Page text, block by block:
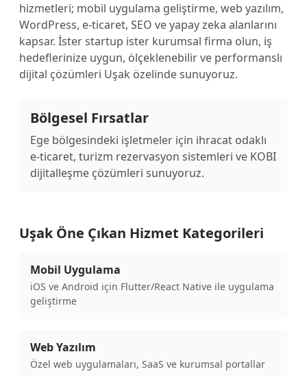
hizmetleri; mobil uygulama geliştirme, web yazılım,
WordPress, e-ticaret, SEO ve yapay zeka alanlarını
kapsar. İster startup ister kurumsal firma olun, iş
hedeflerinize uygun, ölçeklenebilir ve performanslı
dijital çözümleri Uşak özelinde sunuyoruz.
Bölgesel Fırsatlar
Ege bölgesindeki işletmeler için ihracat odaklı
e-ticaret, turizm rezervasyon sistemleri ve KOBI
dijitalleşme çözümleri sunuyoruz.
Uşak Öne Çıkan Hizmet Kategorileri
Mobil Uygulama
iOS ve Android için Flutter/React Native ile uygulama
geliştirme
Web Yazılım
Özel web uygulamaları, SaaS ve kurumsal portallar